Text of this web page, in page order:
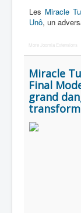
Les Miracle
Unô, un
More Joomla Extensions
Miracle
Final
grand